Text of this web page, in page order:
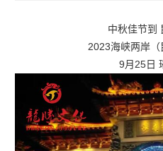
中秋佳节到
2023海峡两岸
9月25日